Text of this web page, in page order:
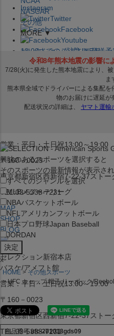
Instagram
Twitter
Facebook
Youtube
セレクション公式LINE@
営業：平日・土日祝13:00～19:00
〒160－0023
東京都新宿区西新宿7-22-37ストー
TEL:03-5338-7231
MAP
SHOP
BLOG
セレクション新宿本店
バスケ/アメフト館
営業：平日・土日祝13:00～19:00
〒160－0023
東京都新宿区西新宿7-22-37スト
TEL:03-5338-7231
NASCAR
その他
MORE ▼
12:00までのご注文は発送予
在庫品は 1-3営業日内で発送
興味のあるスポーツを選択すると
そのスポーツの最新情報が表示され
すべてのジャンルを選択
MLBメジャーリーグ
NBAバスケットボール
NFL アメリカンフットボール
日本プロ野球Japan Baseball
JORDAN
x
HOME
その他スポーツ
UFC キャップ 帽子 リーボック/
商品番号 ufc-201018gds09